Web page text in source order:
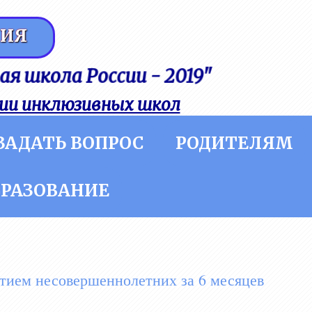
школа России - 2019"
инклюзивных школ
ВОПРОС РОДИТЕЛЯМ
несовершеннолетних за 6 месяцев